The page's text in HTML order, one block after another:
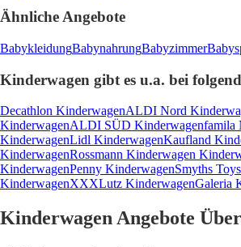
Ähnliche Angebote
BabykleidungBabynahrungBabyzimmer
Kinderwagen gibt es u.a. bei
Decathlon KinderwagenALDI Nord
KinderwagenALDI SÜD Kinderwagenfamila
KinderwagenLidl KinderwagenKaufland
KinderwagenRossmann Kinderwagen
KinderwagenPenny KinderwagenSmyths Toys
KinderwagenXXXLutz KinderwagenGaleria
Kinderwagen Angebote